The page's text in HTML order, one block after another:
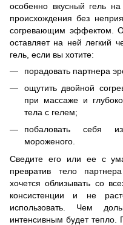
особенно вкусный гель на
происхождения без
согревающим эффектом.
оставляет на ней легкий
гель, если вы хотите:
порадовать партнера
ощутить двойной
при массаже и
тела с гелем;
побаловать себя
мороженого.
Сведите его или ее с
превратив тело
хочется облизывать со
консистенции и не
использовать. Чем
интенсивным будет